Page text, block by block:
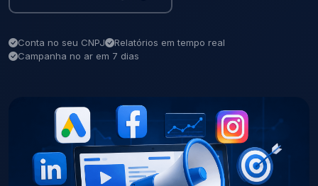
Conta no seu CNPJ
Relatórios em tempo real
Campanha no ar em 7 dias